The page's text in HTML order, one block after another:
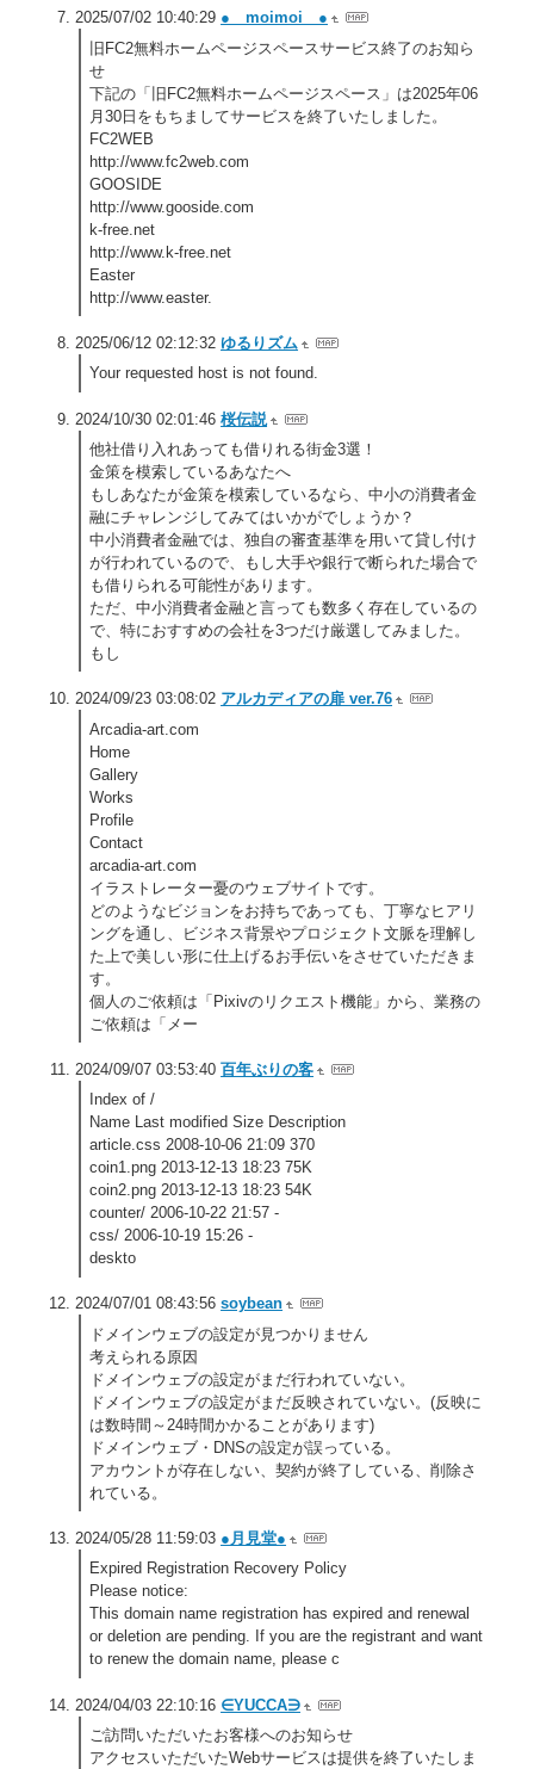
2025/07/02 10:40:29 ● moimoi ●
旧FC2無料ホームページスペースサービス終了のお知ら
せ
下記の「旧FC2無料ホームページスペース」は2025年06
月30日をもちましてサービスを終了いたしました。
FC2WEB
http://www.fc2web.com
GOOSIDE
http://www.gooside.com
k-free.net
http://www.k-free.net
Easter
http://www.easter.
2025/06/12 02:12:32 ゆるりズム
Your requested host is not found.
2024/10/30 02:01:46 桜伝説
他社借り入れあっても借りれる街金3選！
金策を模索しているあなたへ
もしあなたが金策を模索しているなら、中小の消費者金
融にチャレンジしてみてはいかがでしょうか？
中小消費者金融では、独自の審査基準を用いて貸し付け
が行われているので、もし大手や銀行で断られた場合で
も借りられる可能性があります。
ただ、中小消費者金融と言っても数多く存在しているの
で、特におすすめの会社を3つだけ厳選してみました。
もし
2024/09/23 03:08:02 アルカディアの扉 ver.76
Arcadia-art.com
Home
Gallery
Works
Profile
Contact
arcadia-art.com
イラストレーター憂のウェブサイトです。
どのようなビジョンをお持ちであっても、丁寧なヒアリ
ングを通し、ビジネス背景やプロジェクト文脈を理解し
た上で美しい形に仕上げるお手伝いをさせていただきま
す。
個人のご依頼は「Pixivのリクエスト機能」から、業務の
ご依頼は「メー
2024/09/07 03:53:40 百年ぶりの客
Index of /
Name Last modified Size Description
article.css 2008-10-06 21:09 370
coin1.png 2013-12-13 18:23 75K
coin2.png 2013-12-13 18:23 54K
counter/ 2006-10-22 21:57 -
css/ 2006-10-19 15:26 -
deskto
2024/07/01 08:43:56 soybean
ドメインウェブの設定が見つかりません
考えられる原因
ドメインウェブの設定がまだ行われていない。
ドメインウェブの設定がまだ反映されていない。(反映に
は数時間～24時間かかることがあります)
ドメインウェブ・DNSの設定が誤っている。
アカウントが存在しない、契約が終了している、削除さ
れている。
2024/05/28 11:59:03 ●月見堂●
Expired Registration Recovery Policy
Please notice:
This domain name registration has expired and renewal
or deletion are pending. If you are the registrant and want
to renew the domain name, please c
2024/04/03 22:10:16 ∈YUCCA∋
ご訪問いただいたお客様へのお知らせ
アクセスいただいたWebサービスは提供を終了いたしま